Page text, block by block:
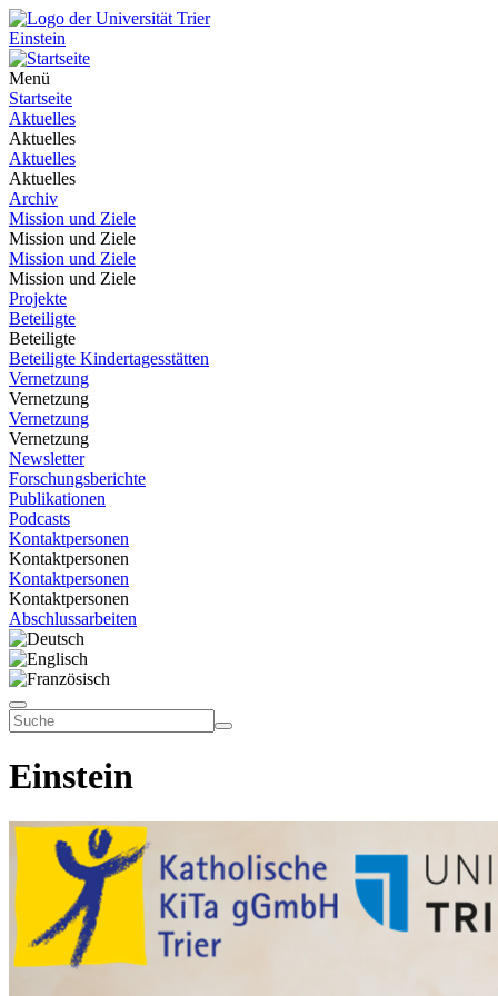
Einstein
Menü
Startseite
Aktuelles
Aktuelles
Aktuelles
Aktuelles
Archiv
Mission und Ziele
Mission und Ziele
Mission und Ziele
Mission und Ziele
Projekte
Beteiligte
Beteiligte
Beteiligte Kindertagesstätten
Vernetzung
Vernetzung
Vernetzung
Vernetzung
Newsletter
Forschungsberichte
Publikationen
Podcasts
Kontaktpersonen
Kontaktpersonen
Kontaktpersonen
Kontaktpersonen
Abschlussarbeiten
Einstein